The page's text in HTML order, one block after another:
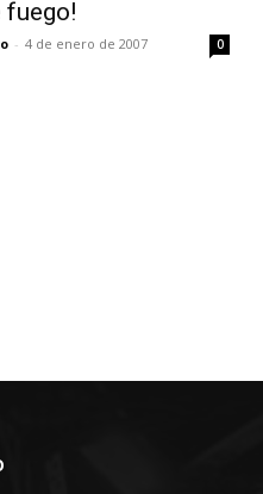
fuego!
- 4 de enero de 2007 0